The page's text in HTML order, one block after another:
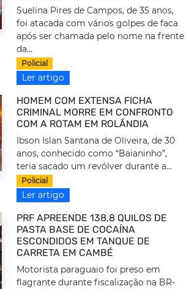
Suelina Pires de Campos, de 35 anos,
foi atacada com vários golpes de faca
após ser chamada pelo nome na frente
da...
Policial
Ler artigo
HOMEM COM EXTENSA FICHA
CRIMINAL MORRE EM CONFRONTO
COM A ROTAM EM ROLÂNDIA
Ibson Islan Santana de Oliveira, de 30
anos, conhecido como “Baianinho”,
teria sacado um revólver durante a...
Policial
Ler artigo
PRF APREENDE 138,8 QUILOS DE
PASTA BASE DE COCAÍNA
ESCONDIDOS EM TANQUE DE
CARRETA EM CAMBÉ
Motorista paraguaio foi preso em
flagrante durante fiscalização na BR-